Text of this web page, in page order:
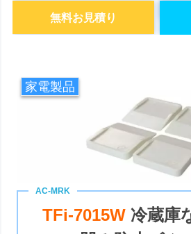
無料お見積り
家電製品
TFi-7015W冷蔵庫